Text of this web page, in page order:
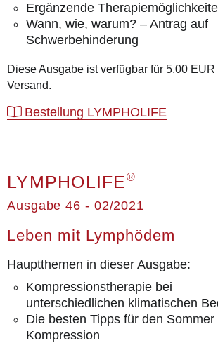
Ergänzende
Wann, wie, warum? – Antrag auf
Schwerbehinderung
Diese Ausgabe ist verfügbar für 5,00
Versand.
Bestellung LYMPHOLIFE
LYMPHOLIFE®
Ausgabe 46 - 02/2021
Leben mit Lymphödem
Hauptthemen in dieser Ausgabe:
Kompressionstherapie bei
unterschiedlichen klimatischen
Die besten Tipps für den
Kompression